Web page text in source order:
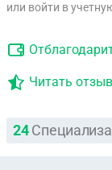
или войти в
Читать
24